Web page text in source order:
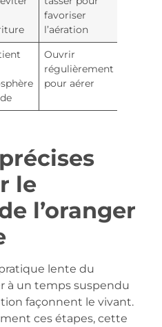
favoriser
l’aération
Ouvrir
régulièrement
pour aérer
le
l’oranger
lente du
à un temps suspendu
façonnent le vivant.
ces étapes, cette